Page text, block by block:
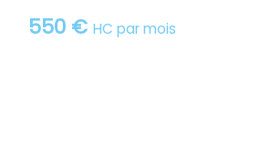
550 € HC par mois